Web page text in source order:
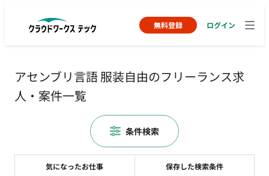
無料登録 ログイン
アセンブリ言語 服装自由のフリーランス求
人・案件一覧
気になったお仕事 保存した検索条件
条件検索